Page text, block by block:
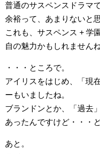
普通のサスペンスドラマ
余裕って、あまりないと
これも、サスペンス + 学
自の魅力かもしれませんね
・・・ところで。
アイリスをはじめ、「現
ーもいましたね。
ブランドンとか、「過去
あったんですけど・・・
あと。